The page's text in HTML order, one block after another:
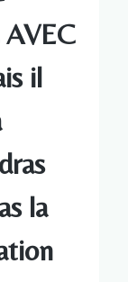
il
la